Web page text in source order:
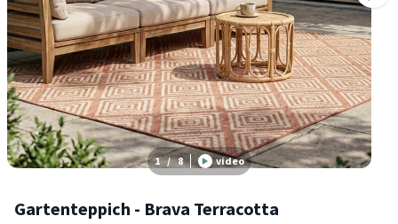
1 / 8 video
Gartenteppich - Brava Terracotta